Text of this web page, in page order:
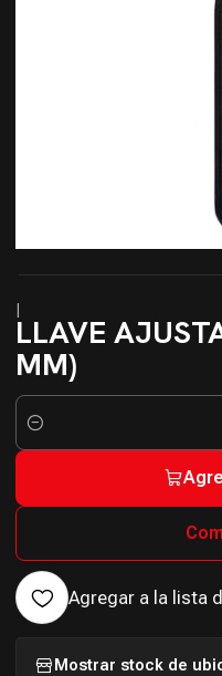
|
LLAVE
MM)
Cantidad
Agregar a la lista
Mostrar stock de